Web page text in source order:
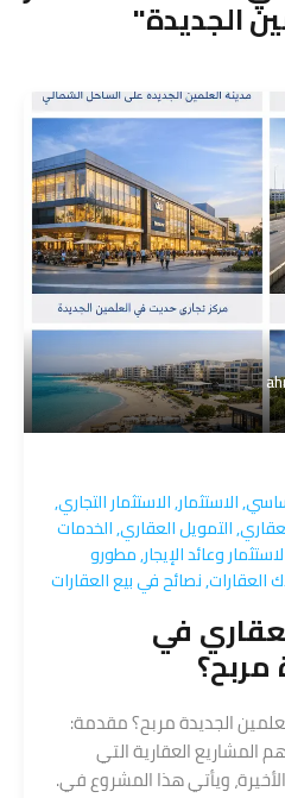
الجديدة"
,الاستثمار,الاستثمار التجاري,
,التمويل العقاري,الخدمات
وعائد الإيجار,مطورو
العقارات,نصائح في بيع العقارات
في
مربح؟
الجديدة مربح؟ مقدمة:
المشاريع العقارية التي
ويأتي هذا المشروع في.